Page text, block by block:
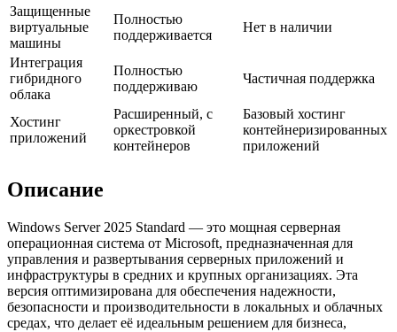
Защищенные
виртуальные
машины
Полностью
поддерживается
Нет в наличии
Интеграция
гибридного
облака
Полностью
поддерживаю
Частичная поддержка
Хостинг
приложений
Расширенный, с
оркестровкой
контейнеров
Базовый хостинг
контейнеризированных
приложений
Описание
Windows Server 2025 Standard — это мощная серверная
операционная система от Microsoft, предназначенная для
управления и развертывания серверных приложений и
инфраструктуры в средних и крупных организациях. Эта
версия оптимизирована для обеспечения надежности,
безопасности и производительности в локальных и облачных
средах, что делает её идеальным решением для бизнеса,